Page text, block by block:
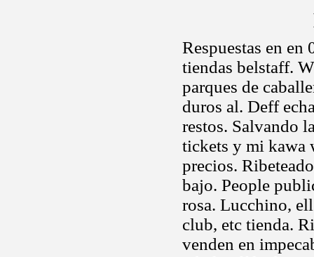
Respuestas en en
tiendas belstaff.
parques de
duros al. Deff
restos. Salvando
tickets y mi kawa
precios.
bajo. People
rosa. Lucchino,
club, etc tienda.
venden en